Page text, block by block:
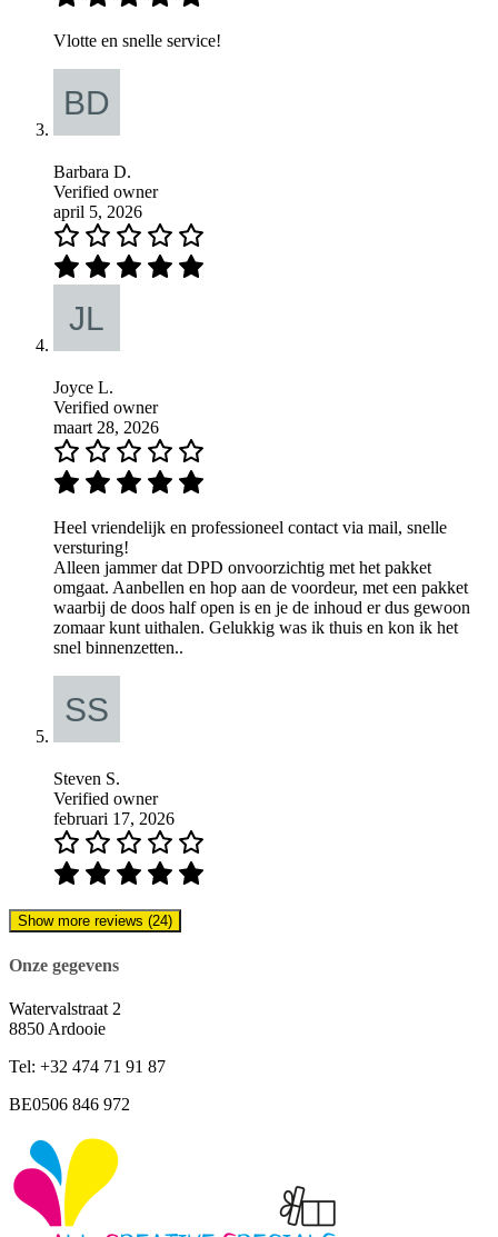
Vlotte en snelle service!
Barbara D.
Verified owner
april 5, 2026
Joyce L.
Verified owner
maart 28, 2026
Heel vriendelijk en professioneel contact via mail, snelle
versturing!
Alleen jammer dat DPD onvoorzichtig met het pakket
omgaat. Aanbellen en hop aan de voordeur, met een pakket
waarbij de doos half open is en je de inhoud er dus gewoon
zomaar kunt uithalen. Gelukkig was ik thuis en kon ik het
snel binnenzetten..
Steven S.
Verified owner
februari 17, 2026
Show more reviews (24)
Onze gegevens
Watervalstraat 2
8850 Ardooie
Tel: +32 474 71 91 87
BE0506 846 972